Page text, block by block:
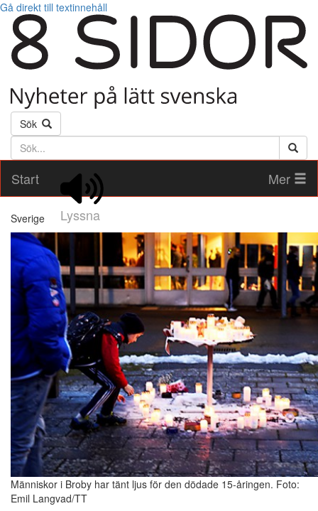
Gå direkt till textinnehåll
Sök
Söktext
Start
Lyssna
Mer
Sverige
Människor i Broby har tänt ljus för den dödade 15-åringen. Foto:
Emil Langvad/TT